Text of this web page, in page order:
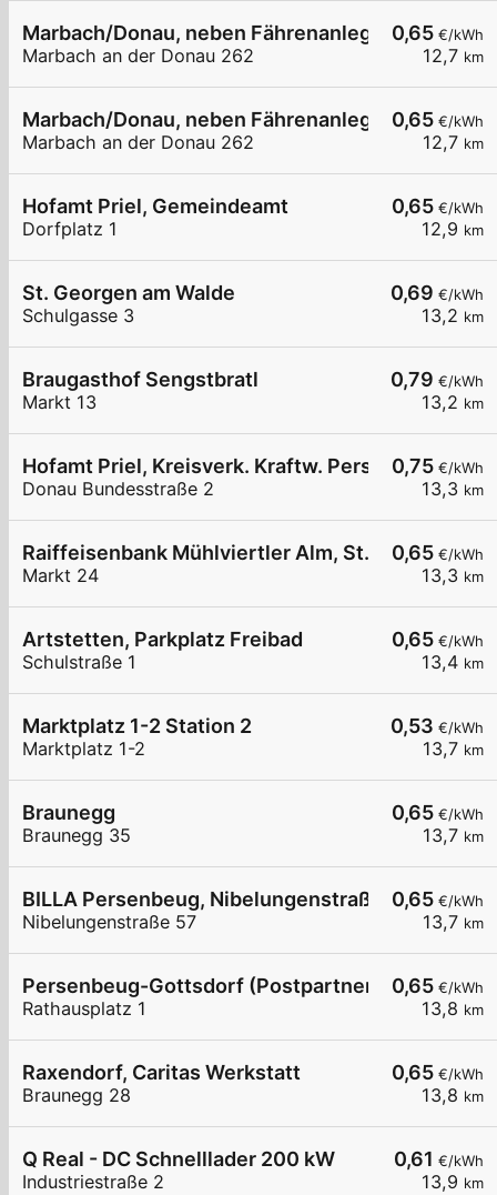
0,65 €/kWh
12,7 km
Marbach/Donau, neben Fährenanlegestelle
Marbach an der Donau 262
0,65 €/kWh
12,7 km
Marbach/Donau, neben Fährenanlegestelle
Marbach an der Donau 262
0,65 €/kWh
12,9 km
Hofamt Priel, Gemeindeamt
Dorfplatz 1
0,69 €/kWh
13,2 km
St. Georgen am Walde
Schulgasse 3
0,79 €/kWh
13,2 km
Braugasthof Sengstbratl
Markt 13
0,75 €/kWh
13,3 km
Hofamt Priel, Kreisverk. Kraftw. Persenbeug
Donau Bundesstraße 2
0,65 €/kWh
13,3 km
Raiffeisenbank Mühlviertler Alm, St. Georgen a.
Markt 24
0,65 €/kWh
13,4 km
Artstetten, Parkplatz Freibad
Schulstraße 1
0,53 €/kWh
13,7 km
Marktplatz 1-2 Station 2
Marktplatz 1-2
0,65 €/kWh
13,7 km
Braunegg
Braunegg 35
0,65 €/kWh
13,7 km
BILLA Persenbeug, Nibelungenstraße
Nibelungenstraße 57
0,65 €/kWh
13,8 km
Persenbeug-Gottsdorf (Postpartner)
Rathausplatz 1
0,65 €/kWh
13,8 km
Raxendorf, Caritas Werkstatt
Braunegg 28
0,61 €/kWh
13,9 km
Q Real - DC Schnelllader 200 kW
Industriestraße 2